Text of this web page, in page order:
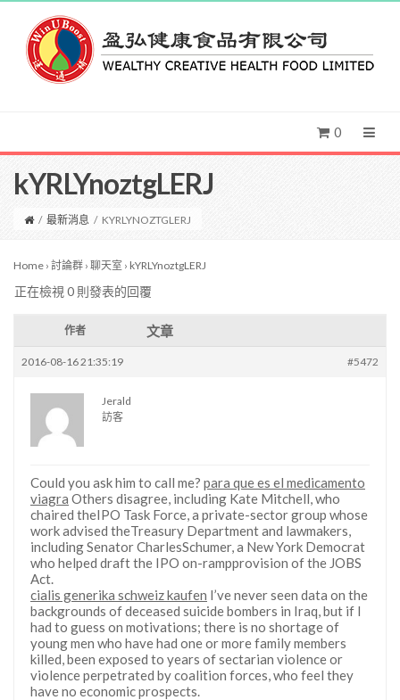
0
kYRLYnoztgLERJ
/ 最新消息 / KYRLYNOZTGLERJ
Home › 討論群 › 聊天室 › kYRLYnoztgLERJ
正在檢視 0 則發表的回覆
作者 文章
2016-08-16 21:35:19 #5472
Jerald
訪客
Could you ask him to call me? para que es el medicamento
viagra Others disagree, including Kate Mitchell, who
chaired theIPO Task Force, a private-sector group whose
work advised theTreasury Department and lawmakers,
including Senator CharlesSchumer, a New York Democrat
who helped draft the IPO on-rampprovision of the JOBS
Act.
cialis generika schweiz kaufen I’ve never seen data on the
backgrounds of deceased suicide bombers in Iraq, but if I
had to guess on motivations; there is no shortage of
young men who have had one or more family members
killed, been exposed to years of sectarian violence or
violence perpetrated by coalition forces, who feel they
have no economic prospects.